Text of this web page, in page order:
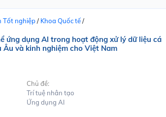
Tốt nghiệp/ Khoa Quốc tế/
ứng dụng Al trong hoạt động xử lý dữ liệu cá
và kinh nghiệm cho Việt Nam
Chủ đề:
Trí tuệ nhân tạo
Ứng dụng Al